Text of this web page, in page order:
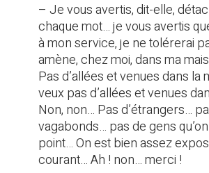
– Je vous avertis, dit-elle,
chaque mot… je vous avertis
à mon service, je ne tolérerai
amène, chez moi, dans ma
Pas d’allées et venues dans la
veux pas d’allées et venues
Non, non… Pas d’étrangers…
vagabonds… pas de gens
point… On est bien assez
courant… Ah ! non… merci !